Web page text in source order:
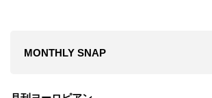
MONTHLY SNAP